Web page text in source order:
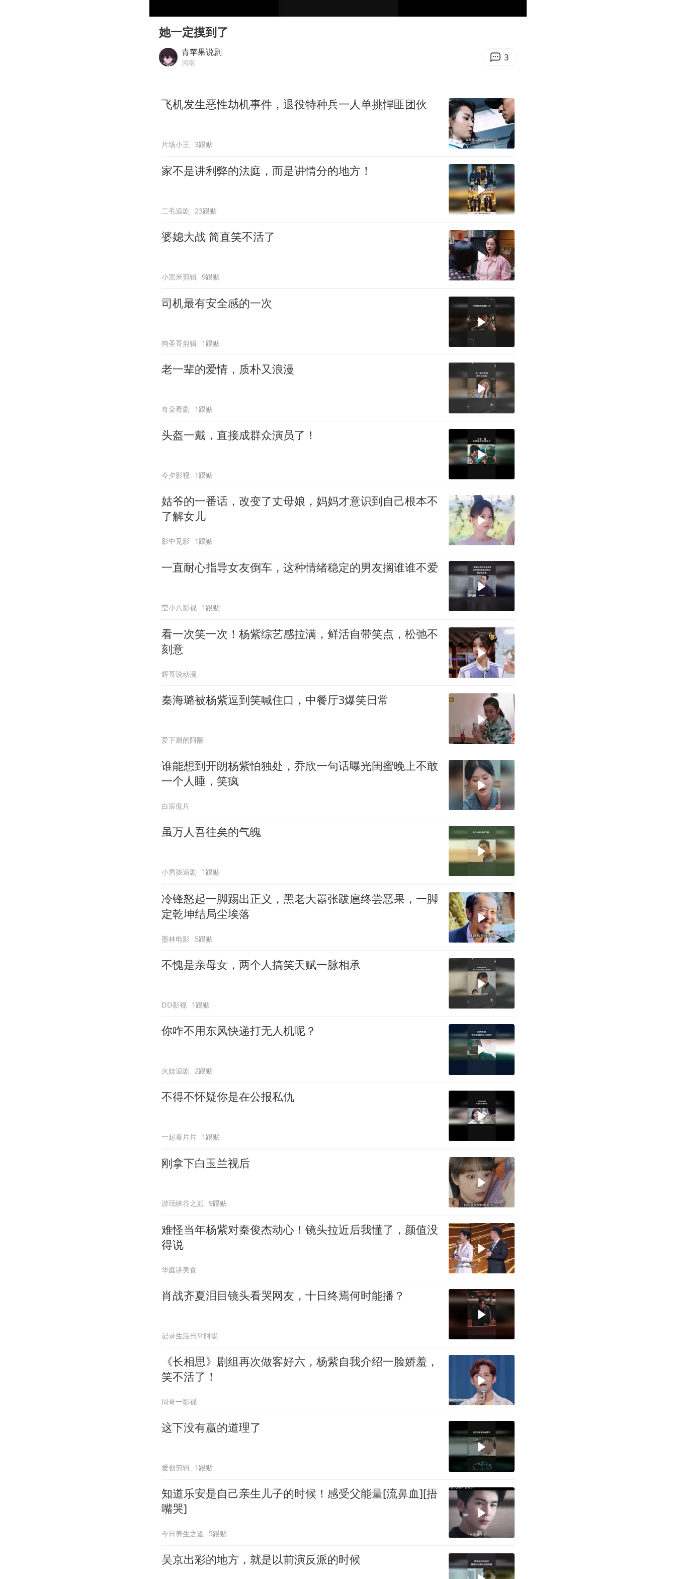
韩国到底有多热
中国经济展现强大韧性和活力
她一定摸到了
青苹果说剧
河南 3
飞机发生恶性劫机事件，退役特种兵一人单挑悍匪团伙
片场小王 3跟贴
家不是讲利弊的法庭，而是讲情分的地方！
二毛追剧 23跟贴
婆媳大战 简直笑不活了
小黑米剪辑 9跟贴
司机最有安全感的一次
狗圣哥剪辑 1跟贴
老一辈的爱情，质朴又浪漫
奇朵看剧 1跟贴
头盔一戴，直接成群众演员了！
今夕影视 1跟贴
姑爷的一番话，改变了丈母娘，妈妈才意识到自己根本不
了解女儿
影中见影 1跟贴
一直耐心指导女友倒车，这种情绪稳定的男友搁谁谁不爱
莹小八影视 1跟贴
看一次笑一次！杨紫综艺感拉满，鲜活自带笑点，松弛不
刻意
辉哥说动漫
秦海璐被杨紫逗到笑喊住口，中餐厅3爆笑日常
爱下厨的阿酾
谁能想到开朗杨紫怕独处，乔欣一句话曝光闺蜜晚上不敢
一个人睡，笑疯
白宸侃片
虽万人吾往矣的气魄
小男孩追剧 1跟贴
冷锋怒起一脚踢出正义，黑老大嚣张跋扈终尝恶果，一脚
定乾坤结局尘埃落
墨林电影 5跟贴
不愧是亲母女，两个人搞笑天赋一脉相承
DD影视 1跟贴
你咋不用东风快递打无人机呢？
火娃追剧 2跟贴
不得不怀疑你是在公报私仇
一起看片片 1跟贴
刚拿下白玉兰视后
游玩峡谷之巅 9跟贴
难怪当年杨紫对秦俊杰动心！镜头拉近后我懂了，颜值没
得说
华庭讲美食
肖战齐夏泪目镜头看哭网友，十日终焉何时能播？
记录生活日常阿蜴
《长相思》剧组再次做客好六，杨紫自我介绍一脸娇羞，
笑不活了！
周哥一影视
这下没有赢的道理了
爱创剪辑 1跟贴
知道乐安是自己亲生儿子的时候！感受父能量[流鼻血][捂
嘴哭]
今日养生之道 5跟贴
吴京出彩的地方，就是以前演反派的时候